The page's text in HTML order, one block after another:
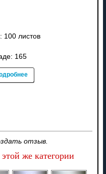
100 листов
165
отзыв.
же категории